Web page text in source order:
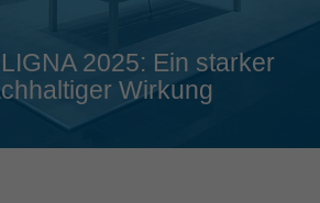
slovenski
2025: Ein starker
Wirkung